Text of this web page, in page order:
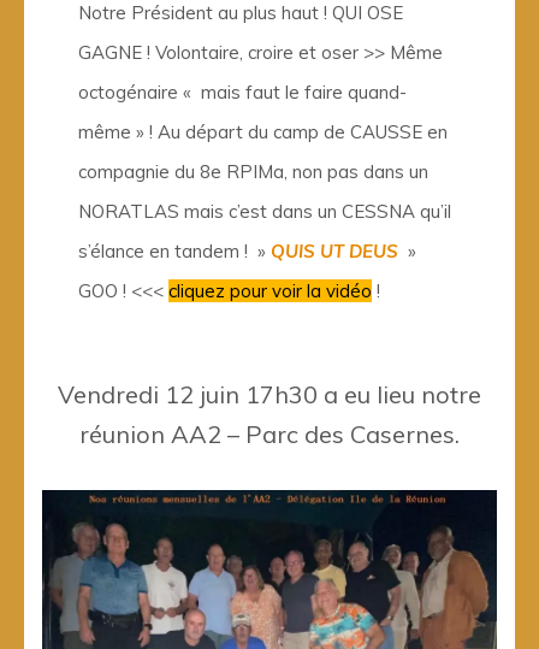
Notre Président au plus haut ! QUI OSE
GAGNE ! Volontaire, croire et oser >> Même
octogénaire « mais faut le faire quand-
même » ! Au départ du camp de CAUSSE en
compagnie du 8e RPIMa, non pas dans un
NORATLAS mais c’est dans un CESSNA qu’il
s’élance en tandem ! » QUIS UT DEUS »
GOO ! <<<cliquez pour voir la vidéo !
Vendredi 12 juin 17h30 a eu lieu notre
réunion AA2 – Parc des Casernes.